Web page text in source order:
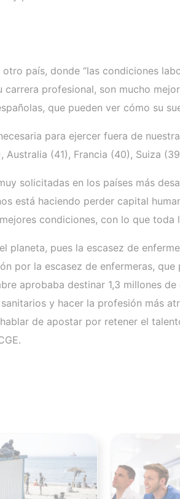
país, donde “las condiciones
profesional, son mucho
que pueden ver cómo su
para ejercer fuera de
(41), Francia (40), Suiza
solicitadas en los países más
está haciendo perder capital
condiciones, con lo que toda
pues la escasez de
por la escasez de enfermeras,
aprobaba destinar 1,3 millones
y hacer la profesión más
de apostar por retener el